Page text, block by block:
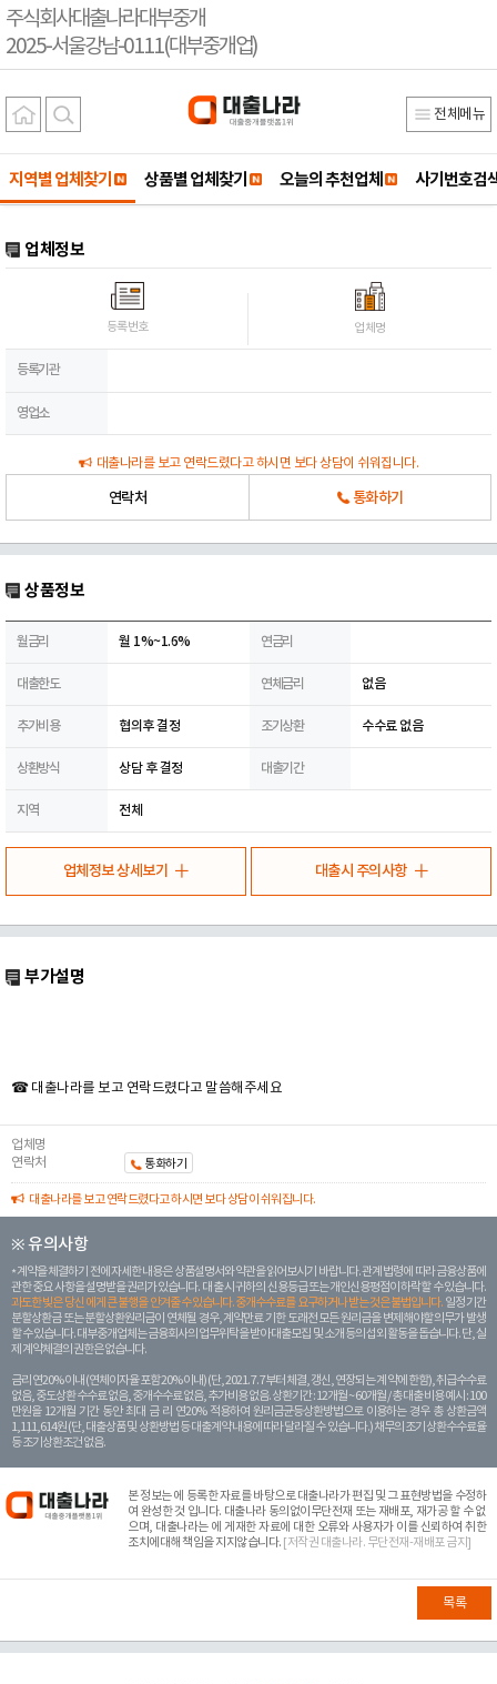
주식회사대출나라대부중개
2025-서울강남-0111(대부중개업)
전체메뉴
지역별 업체찾기 상품별 업체찾기 오늘의 추천업체 사기번호검
업체정보
등록번호 업체명
등록기관
영업소
대출나라를 보고 연락드렸다고 하시면 보다 상담이 쉬워집니다.
연락처 통화하기
상품정보
월금리 월 1%~1.6% 연금리
대출한도 연체금리 없음
추가비용 협의후 결정 조기상환 수수료 없음
상환방식 상담 후 결정 대출기간
지역 전체
업체정보 상세보기 대출시 주의사항
부가설명
☎ 대출나라를 보고 연락드렸다고 말씀해주세요
업체명
연락처
통화하기
대출나라를 보고 연락드렸다고 하시면 보다 상담이 쉬워집니다.
※ 유의사항
계약을 체결하기 전에 자세한 내용은 상품설명서와 약관을 읽어보시기 바랍니다. 관계 법령에 따라 금융상품에
관한 중요 사항을 설명받을 권리가 있습니다. 대 출 시 귀하의 신용등급 또는 개인신용평점이 하락할 수 있습니다.
과도한 빚은 당신 에게 큰 불행을 안겨줄 수 있습니다. 중개수수료를 요구하거나 받는 것은 불법입니다. 일정 기간
분할상환금 또는 분할상환원리금이 연체될 경우, 계약만료 기한 도래전 모든 원리금을 변제해야할 의무가 발생
할 수 있습니다. 대부중개업체는 금융회사의 업무위탁을 받아 대출모집 및 소개 등의 섭외 활동을 돕습니다. 단, 실
제 계약체결의 권한은 없습니다.
금리 연20% 이내 (연체이자율 포함 20% 이내) (단, 2021. 7. 7부터 체결, 갱신, 연장되는 계 약에 한함), 취급수수료
없음, 중도상환 수수료 없음, 중개수수료 없음, 추가비용 없음. 상환기간 : 12개월 ~ 60개월 / 총 대출 비용 예시 : 100
만원을 12개월 기간 동안 최대 금 리 연20% 적용하여 원리금균등상환방법으로 이용하는 경우 총 상환금액
1,111,614원 (단, 대출상품 및 상환방법 등 대출계약 내용에 따라 달라질 수 있습니다.) 채무의 조기 상환수수료율
등 조기상환조건 없음.
본 정보는에 등록한 자료를 바탕으로 대출나라가 편집 및 그 표현방법을 수정하
여 완성한 것 입니다. 대출나라 동의없이무단전재 또는 재배포, 재가공 할 수 없
으며, 대출나라는 에 게재한 자료에 대한 오류와 사용자가 이를 신뢰하여 취한
조치에대해 책임을 지지않습니다. [저작권 대출나라. 무단전재-재배포 금지]
목록